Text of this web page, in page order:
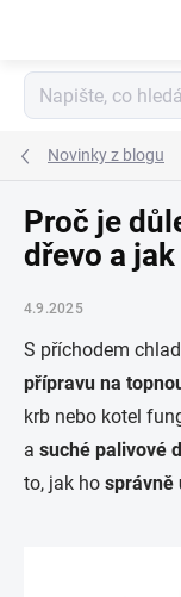
Novinky z blogu
Proč je
dřevo a
4.9.2025
S příchodem
přípravu na
krb nebo kotel
a suché palivové
to, jak ho správně